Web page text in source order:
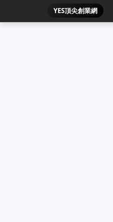
YES頂尖創業網